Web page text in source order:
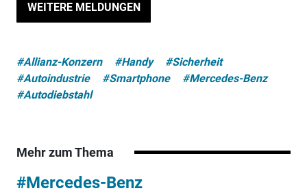
WEITERE MELDUNGEN
#Allianz-Konzern #Handy
#Sicherheit
#Autoindustrie
#Smartphone
#Mercedes-Benz
#Autodiebstahl
Mehr zum Thema
#Mercedes-Benz